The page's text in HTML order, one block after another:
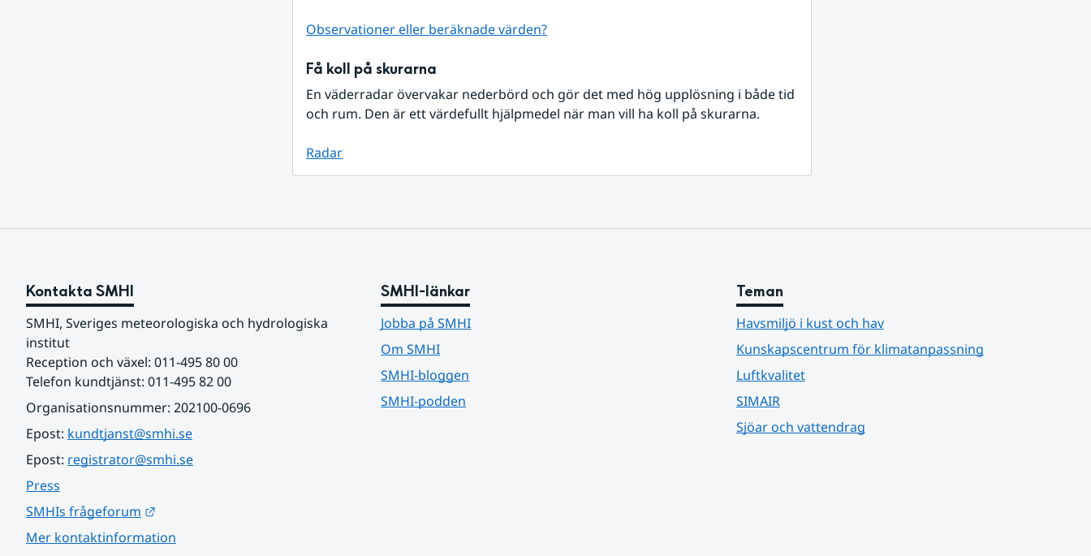
Observationer eller beräknade värden?
Få koll på skurarna
En väderradar övervakar nederbörd och gör det med hög upplösning i både tid
och rum. Den är ett värdefullt hjälpmedel när man vill ha koll på skurarna.
Radar
Kontakta SMHI
SMHI, Sveriges meteorologiska och hydrologiska
institut
Reception och växel: 011-495 80 00
Telefon kundtjänst: 011-495 82 00
Organisationsnummer: 202100-0696
Epost: kundtjanst@smhi.se
Epost: registrator@smhi.se
Press
SMHIs frågeforum
Mer kontaktinformation
SMHI-länkar
Jobba på SMHI
Om SMHI
SMHI-bloggen
SMHI-podden
Teman
Havsmiljö i kust och hav
Kunskapscentrum för klimatanpassning
Luftkvalitet
SIMAIR
Sjöar och vattendrag